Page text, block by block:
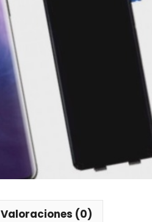
Valoraciones (0)